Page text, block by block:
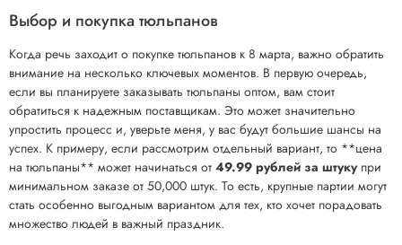
Выбор и покупка тюльпанов
Когда речь заходит о покупке тюльпанов к 8 марта, важно обратить
внимание на несколько ключевых моментов. В первую очередь,
если вы планируете заказывать тюльпаны оптом, вам стоит
обратиться к надежным поставщикам. Это может значительно
упростить процесс и, уверьте меня, у вас будут большие шансы на
успех. К примеру, если рассмотрим отдельный вариант, то **цена
на тюльпаны** может начинаться от 49.99 рублей за штукупри
минимальном заказе от 50,000 штук. То есть, крупные партии могут
стать особенно выгодным вариантом для тех, кто хочет порадовать
множество людей в важный праздник.